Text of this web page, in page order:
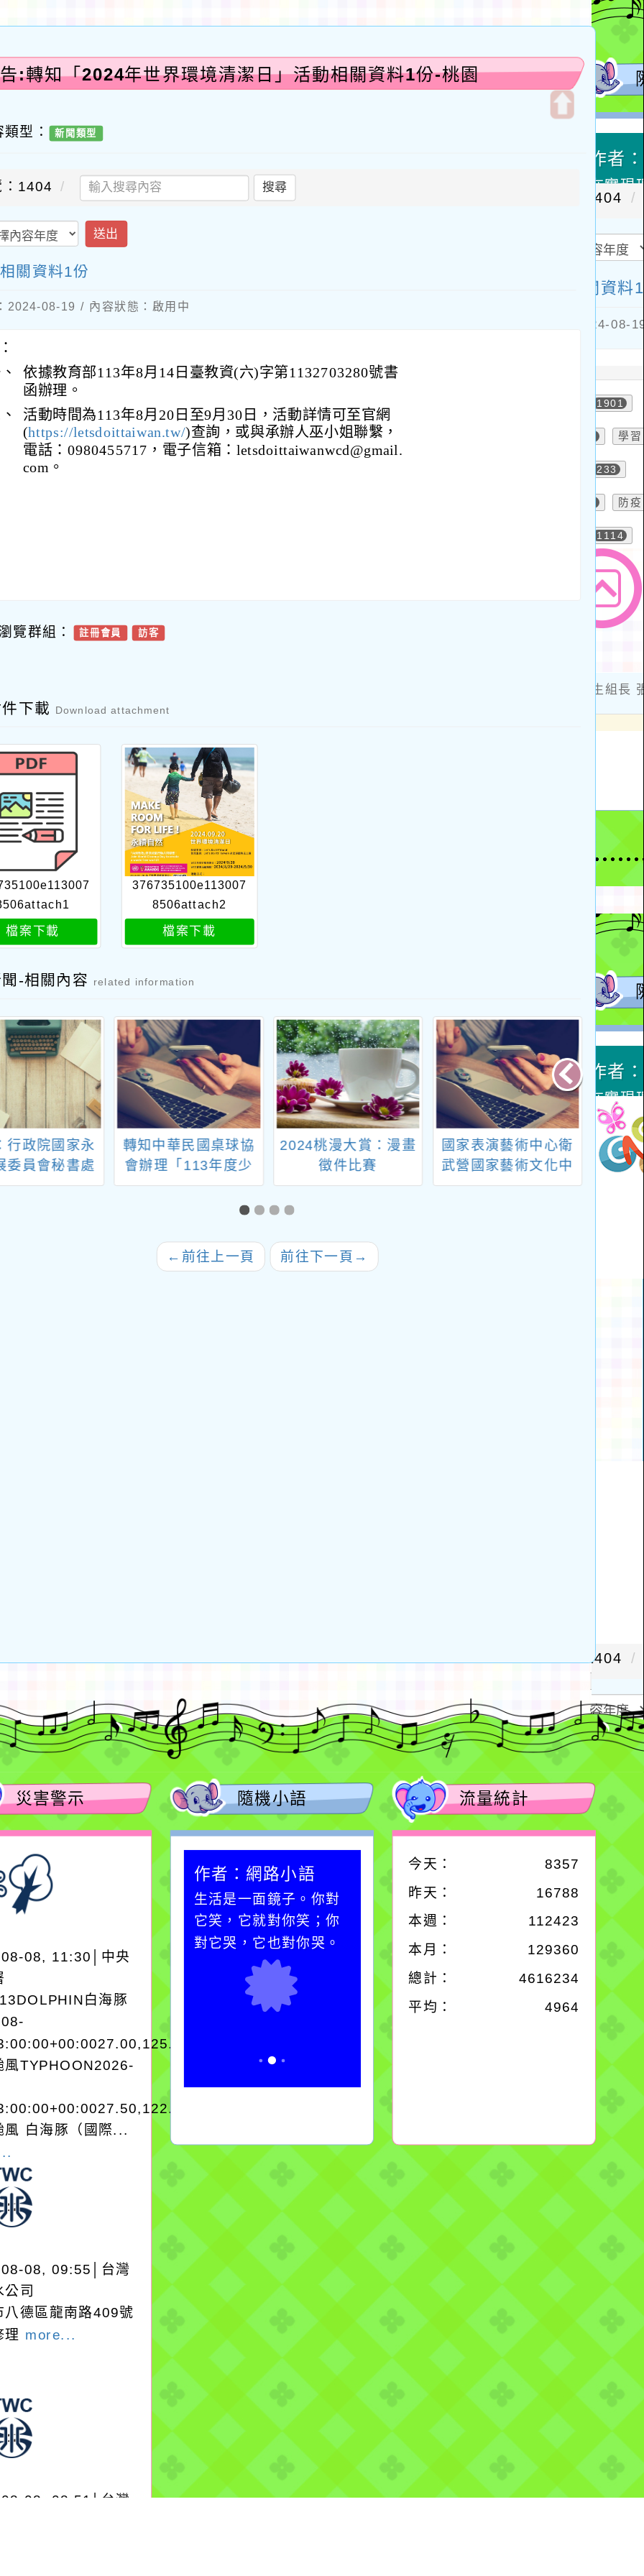
:轉知「2024年世界環境清潔日」活動相關資料1份-桃園
型： 新聞類型
：1404 搜尋
送出
關資料1份
2024-08-19 / 內容狀態：啟用中
依據教育部113年8月14日臺教資(六)字第1132703280號書
函辦理。
活動時間為113年8月20日至9月30日，活動詳情可至官網
(https://letsdoittaiwan.tw/)查詢，或與承辦人巫小姐聯繫，
電話：0980455717，電子信箱：letsdoittaiwanwcd@gmail.
com。
覽群組： 註冊會員 訪客
下載 Download attachment
檔案下載
376735100e113007
8506attach2
檔案下載
-相關內容 related information
行政院國家永
委員會秘書處
115年國家永
轉知中華民國桌球協
會辦理「113年度少
年桌球排名賽」競賽
2024桃漫大賞：漫畫
徵件比賽
國家表演藝術中心衛
武營國家藝術文化中
心2026年主辦教育推
轉知
「第2
← 前往上一頁 前往下一頁 →
災害警示
08, 11:30│中央
白海豚
風TYPHOON2026-
風 白海豚（國際...
08, 09:55│台灣
司
八德區龍南路409號
理 more...
08, 08:51│台灣
隨機小語
作者：網路小語
在實現理想的路途中，
誘惑。
作者：網路小語
生活是一面鏡子。你對
它笑，它就對你笑；你
對它哭，它也對你哭。
作者：網路小語
一杯清水因滴入一滴污
水而變污濁，一杯污水
卻不會因一滴清水的存
流量統計
今天： 8357
昨天： 16788
本週：
112423
本月：
129360
總計： 4616234
平均： 4964